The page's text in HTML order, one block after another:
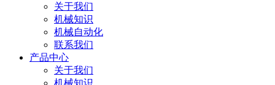
关于我们
机械知识
机械自动化
联系我们
产品中心
关于我们